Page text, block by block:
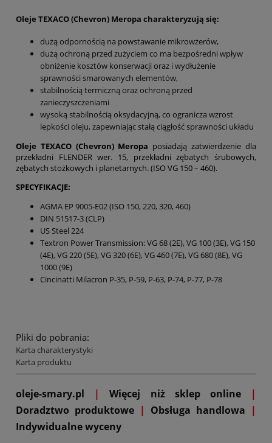
Oleje TEXACO (Chevron) Meropa charakteryzują się:
dużą odpornością na powstawanie mikrowżerów,
dużą ochroną przed zużyciem co ma bezpośredni wpływ
obniżenie kosztów konserwacji oraz i wydłużenie
sprawności smarowanych elementów,
stabilnością termiczną oraz ochroną przed
zanieczyszczeniami
wysoką stabilnością oksydacyjną, co ogranicza wzrost
lepkości oleju, zapewniając stałą ciągłość sprawności układu
Oleje TEXACO (Chevron) Meropa posiadają zatwierdzenie dla
przekładni FLENDER wer. 15, przekładni zębatych śrubowych,
zębatych stożkowych i planetarnych. (ISO VG 150 – 460).
SPECYFIKACJE:
AGMA EP 9005-E02 (ISO 150, 220, 320, 460)
DIN 51517-3 (CLP)
US Steel 224
Textron Power Transmission: VG 68 (2E), VG 100 (3E), VG 150
(4E), VG 220 (5E), VG 320 (6E), VG 460 (7E), VG 680 (8E), VG
1000 (9E)
Cincinatti Milacron P-35, P-59, P-63, P-74, P-77, P-78
Pliki do pobrania:
Karta charakterystyki
Karta produktu
oleje-smary.pl | Więcej niż sklep online
|
Doradztwo produktowe | Obsługa handlowa |
Indywidualne wyceny